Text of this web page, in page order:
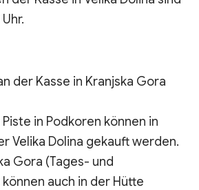
der Kasse in Kranjska Gora
in Podkoren können in
Velika Dolina gekauft werden.
Gora (Tages- und
auch in der Hütte